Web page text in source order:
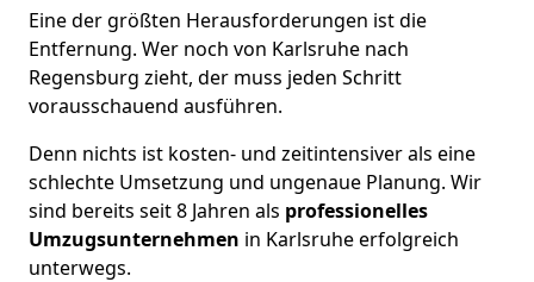
Eine der größten Herausforderungen ist die
Entfernung. Wer noch von Karlsruhe nach
Regensburg zieht, der muss jeden Schritt
vorausschauend ausführen.
Denn nichts ist kosten- und zeitintensiver als eine
schlechte Umsetzung und ungenaue Planung. Wir
sind bereits seit 8 Jahren als professionelles
Umzugsunternehmen in Karlsruhe erfolgreich
unterwegs.